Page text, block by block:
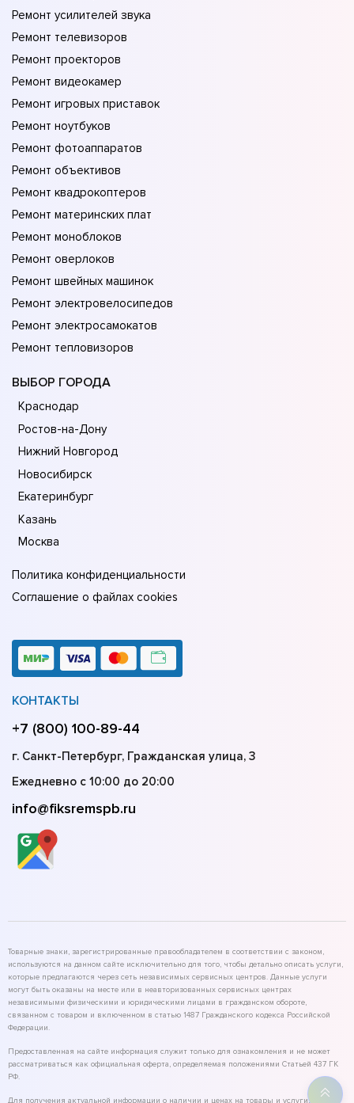
Ремонт усилителей звука
Ремонт телевизоров
Ремонт проекторов
Ремонт видеокамер
Ремонт игровых приставок
Ремонт ноутбуков
Ремонт фотоаппаратов
Ремонт объективов
Ремонт квадрокоптеров
Ремонт материнских плат
Ремонт моноблоков
Ремонт оверлоков
Ремонт швейных машинок
Ремонт электровелосипедов
Ремонт электросамокатов
Ремонт тепловизоров
ВЫБОР ГОРОДА
Краснодар
Ростов-на-Дону
Нижний Новгород
Новосибирск
Екатеринбург
Казань
Москва
Политика конфиденциальности
Соглашение о файлах cookies
КОНТАКТЫ
+7 (800) 100-89-44
г. Санкт-Петербург, Гражданская улица, 3
Ежедневно с 10:00 до 20:00
info@fiksremspb.ru
Товарные знаки, зарегистрированные правообладателем в соответствии с законом,
используются на данном сайте исключительно для того, чтобы детально описать услуги,
которые предлагаются через сеть независимых сервисных центров. Данные услуги
могут быть оказаны на месте или в неавторизованных сервисных центрах
независимыми физическими и юридическими лицами в гражданском обороте,
связанном с товаром и включенном в статью 1487 Гражданского кодекса Российской
Федерации.
Предоставленная на сайте информация служит только для ознакомления и не может
рассматриваться как официальная оферта, определяемая положениями Статьей 437 ГК
РФ.
Для получения актуальной информации о наличии и ценах на товары и услуги,